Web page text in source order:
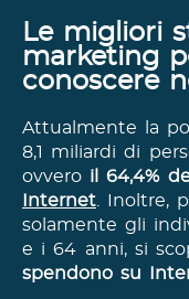
Le migliori
marketing
conoscere
Attualmente la
8,1 miliardi di
ovvero il 64,4%
Internet . Inoltre,
solamente gli
e i 64 anni, si
spendono su